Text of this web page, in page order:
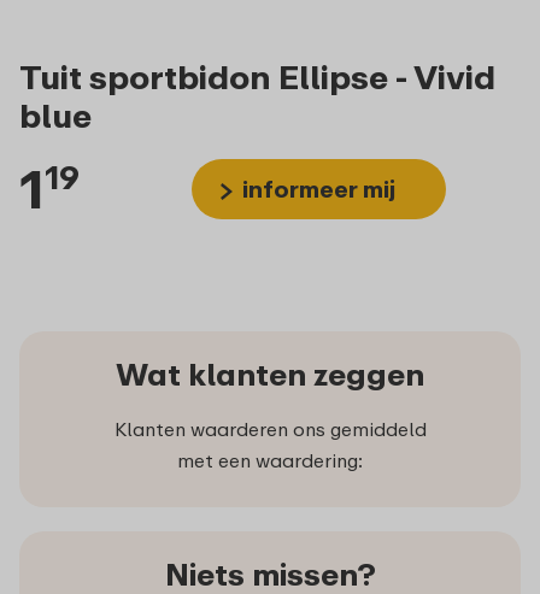
Tuit sportbidon Ellipse - Vivid
blue
119 informeer mij
Wat klanten zeggen
Klanten waarderen ons gemiddeld
met een waardering:
Niets missen?